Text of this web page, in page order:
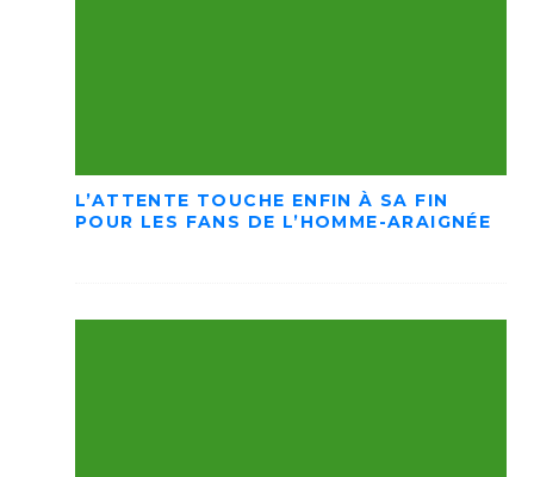
L’ATTENTE TOUCHE ENFIN À SA FIN
POUR LES FANS DE L’HOMME-ARAIGNÉE